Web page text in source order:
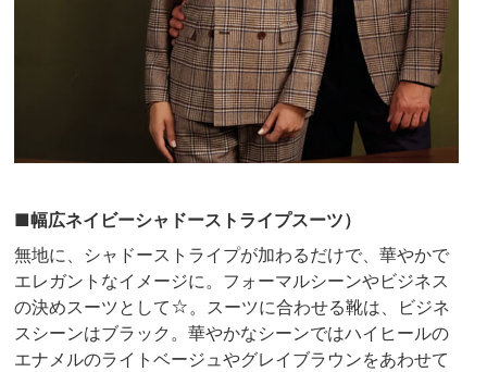
■幅広ネイビーシャドーストライプスーツ）
無地に、シャドーストライプが加わるだけで、華やかで
エレガントなイメージに。フォーマルシーンやビジネス
の決めスーツとして☆。スーツに合わせる靴は、ビジネ
スシーンはブラック。華やかなシーンではハイヒールの
エナメルのライトベージュやグレイブラウンをあわせて